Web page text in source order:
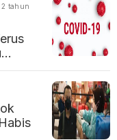
2 tahun